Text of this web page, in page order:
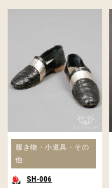
履き物・小道具・その
他
SH-006